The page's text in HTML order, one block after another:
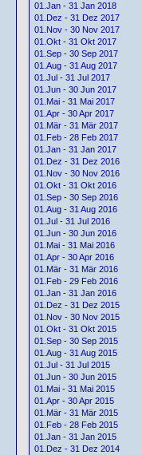
01.Jan - 31 Jan 2018
01.Dez - 31 Dez 2017
01.Nov - 30 Nov 2017
01.Okt - 31 Okt 2017
01.Sep - 30 Sep 2017
01.Aug - 31 Aug 2017
01.Jul - 31 Jul 2017
01.Jun - 30 Jun 2017
01.Mai - 31 Mai 2017
01.Apr - 30 Apr 2017
01.Mär - 31 Mär 2017
01.Feb - 28 Feb 2017
01.Jan - 31 Jan 2017
01.Dez - 31 Dez 2016
01.Nov - 30 Nov 2016
01.Okt - 31 Okt 2016
01.Sep - 30 Sep 2016
01.Aug - 31 Aug 2016
01.Jul - 31 Jul 2016
01.Jun - 30 Jun 2016
01.Mai - 31 Mai 2016
01.Apr - 30 Apr 2016
01.Mär - 31 Mär 2016
01.Feb - 29 Feb 2016
01.Jan - 31 Jan 2016
01.Dez - 31 Dez 2015
01.Nov - 30 Nov 2015
01.Okt - 31 Okt 2015
01.Sep - 30 Sep 2015
01.Aug - 31 Aug 2015
01.Jul - 31 Jul 2015
01.Jun - 30 Jun 2015
01.Mai - 31 Mai 2015
01.Apr - 30 Apr 2015
01.Mär - 31 Mär 2015
01.Feb - 28 Feb 2015
01.Jan - 31 Jan 2015
01.Dez - 31 Dez 2014